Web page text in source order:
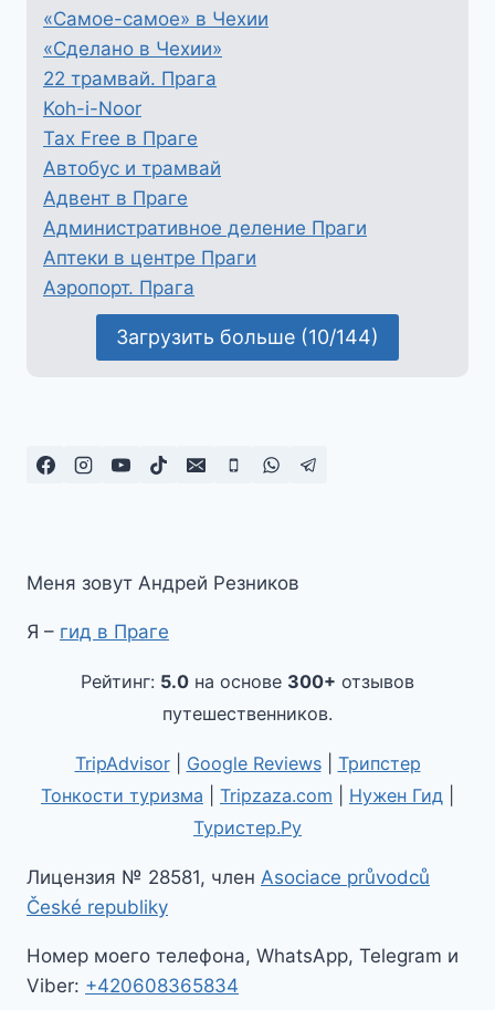
«Самое-самое» в Чехии
«Сделано в Чехии»
22 трамвай. Прага
Koh-i-Noor
Tax Free в Праге
Автобус и трамвай
Адвент в Праге
Административное деление Праги
Аптеки в центре Праги
Аэропорт. Прага
Загрузить больше (10/144)
Меня зовут Андрей Резников
Я – гид в Праге
Рейтинг: 5.0 на основе 300+ отзывов
путешественников.
TripAdvisor| Google Reviews| Трипстер
Тонкости туризма
Tripzaza.com Нужен Гид
Туристер.Ру
Лицензия № 28581, член Asociace průvodců
České republiky
Номер моего телефона, WhatsApp, Telegram и
Viber: +420608365834